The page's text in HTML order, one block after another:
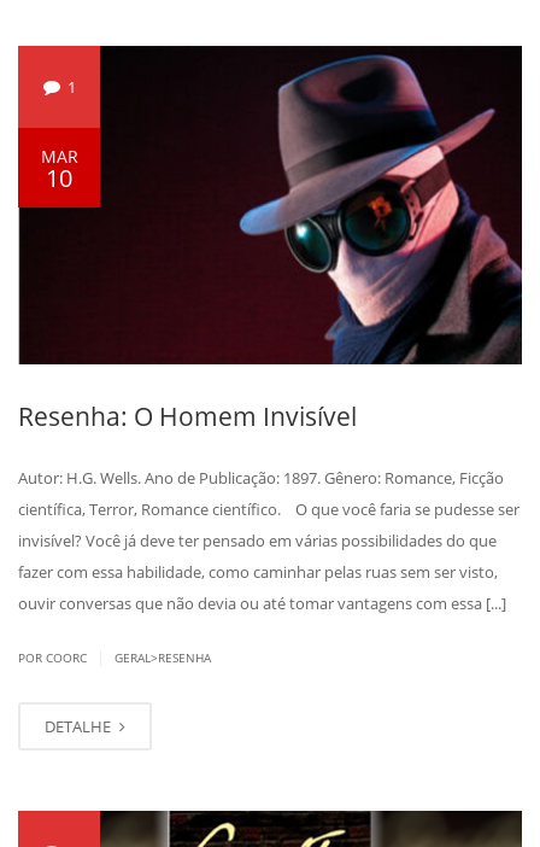
1
MAR
10
Resenha: O Homem Invisível
Autor: H.G. Wells. Ano de Publicação: 1897. Gênero: Romance, Ficção
científica, Terror, Romance científico. O que você faria se pudesse ser
invisível? Você já deve ter pensado em várias possibilidades do que
fazer com essa habilidade, como caminhar pelas ruas sem ser visto,
ouvir conversas que não devia ou até tomar vantagens com essa [...]
POR COORC GERAL>RESENHA
DETALHE